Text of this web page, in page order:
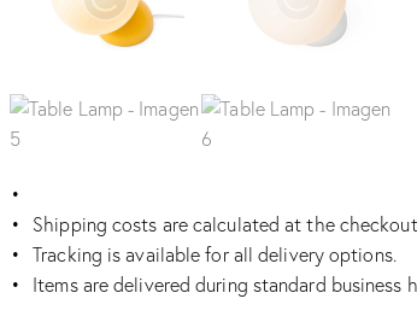
Shipping costs are calculated at the
Tracking is available for all delivery options.
Items are delivered during standard business